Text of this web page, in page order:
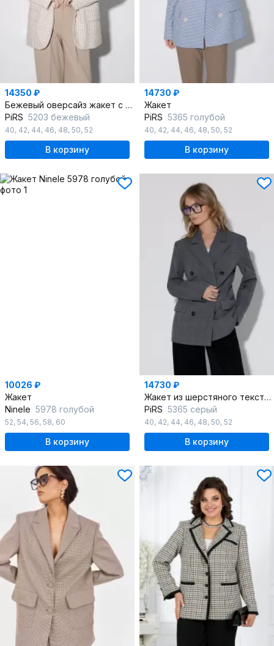
14350 ₽
Бежевый оверсайз жакет с рисунком «гусиная лапка»
PiRS 5203 бежевый
40, 42, 44, 46, 48, 50, 52
В корзину
14730 ₽
Жакет
PiRS 5365 голубой
40, 42, 44, 46, 48, 50, 52
В корзину
10026 ₽
Жакет
Ninele 5978 голубой
52, 54, 56, 58, 60
В корзину
14730 ₽
Жакет из шерстяного текстиля в гусиную лапку
PiRS 5365 серый
40, 42, 44, 46, 48, 50, 52
В корзину